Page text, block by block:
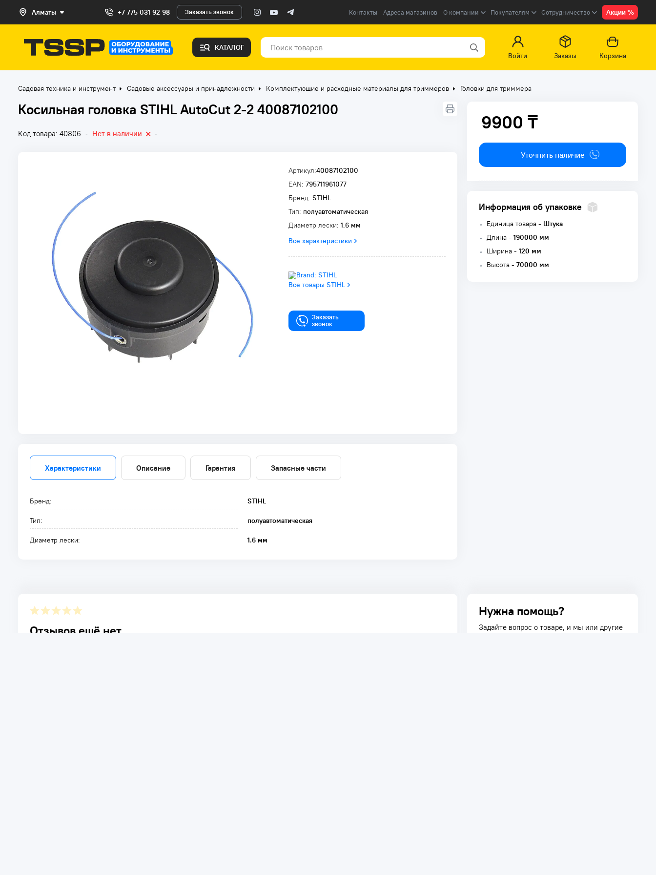
Алматы +7 775 031 92 98 Заказать звонок Контакты Адреса магазинов О компании Покупателям Сотрудничество Акции %
КАТАЛОГ
Войти
Заказы Корзина
Садовая техника и инструмент Садовые аксессуары и принадлежности Комплектующие и расходные материалы для триммеров Головки для триммера
Косильная головка STIHL AutoCut 2-2 40087102100
Код товара: 40806 • Нет в наличии •
Артикул:40087102100
EAN: 795711961077
Бренд: STIHL
Тип: полуавтоматическая
Диаметр лески: 1.6 мм
Все характеристики
Все товары STIHL
Заказать
звонок
9900 ₸
9900 ₸
Уточнить наличие
Информация об упаковке
Единица товара - Штука
Длина - 190000 мм
Ширина - 120 мм
Высота - 70000 мм
Характеристики Описание Гарантия Запасные части
Бренд: STIHL
Тип: полуавтоматическая
Диаметр лески: 1.6 мм
Отзывов ещё нет.
Нужна помощь?
Задайте вопрос о товаре, и мы или другие